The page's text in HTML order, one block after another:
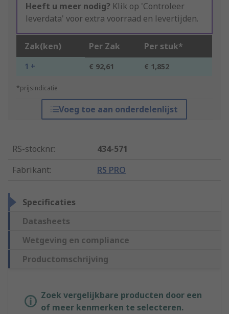
Heeft u meer nodig? Klik op 'Controleer
leverdata' voor extra voorraad en levertijden.
Zak(ken) Per Zak Per stuk*
1 + € 92,61 € 1,852
*prijsindicatie
Voeg toe aan onderdelenlijst
RS-stocknr.:
434-571
Fabrikant: RS PRO
Specificaties
Datasheets
Wetgeving en compliance
Productomschrijving
Zoek vergelijkbare producten door een
of meer kenmerken te selecteren.